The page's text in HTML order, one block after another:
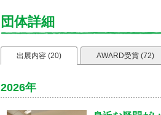
団体詳細
出展内容 (20) AWARD受賞 (72)
2026年